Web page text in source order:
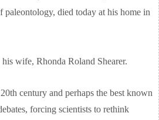
died today at his home in
wife, Rhonda Roland Shearer.
century and perhaps the best known
forcing scientists to rethink